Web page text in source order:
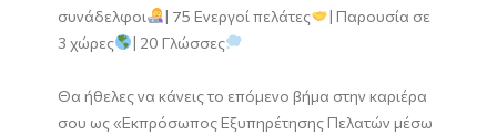
συνάδελφοι
| 75 Ενεργοί πελάτες
| Παρουσία σε
3 χώρες
| 20 Γλώσσες
Θα ήθελες να κάνεις το επόμενο βήμα στην καριέρα
σου ως «Εκπρόσωπος Εξυπηρέτησης Πελατών μέσω